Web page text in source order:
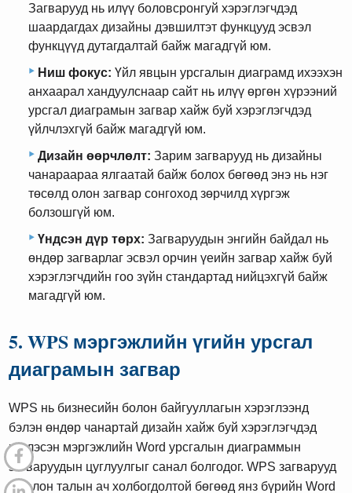
Загварууд нь илүү боловсронгуй хэрэглэгчдэд
шаардагдах дизайны дэвшилтэт функцууд эсвэл
функцүүд дутагдалтай байж магадгүй юм.
Ниш фокус: Үйл явцын урсгалын диаграмд ​​ихээхэн
анхаарал хандуулснаар сайт нь илүү өргөн хүрээний
урсгал диаграмын загвар хайж буй хэрэглэгчдэд
үйлчлэхгүй байж магадгүй юм.
Дизайн өөрчлөлт: Зарим загварууд нь дизайны
чанараараа ялгаатай байж болох бөгөөд энэ нь нэг
төсөлд олон загвар сонгоход зөрчилд хүргэж
болзошгүй юм.
Үндсэн дүр төрх: Загваруудын энгийн байдал нь
өндөр загварлаг эсвэл орчин үеийн загвар хайж буй
хэрэглэгчдийн гоо зүйн стандартад нийцэхгүй байж
магадгүй юм.
5. WPS мэргэжлийн үгийн урсгал
диаграмын загвар
WPS нь бизнесийн болон байгууллагын хэрэглээнд
бэлэн өндөр чанартай дизайн хайж буй хэрэглэгчдэд
чиглэсэн мэргэжлийн Word урсгалын диаграммын
загваруудын цуглуулгыг санал болгодог. WPS загварууд
нь олон талын ач холбогдолтой бөгөөд янз бүрийн Word